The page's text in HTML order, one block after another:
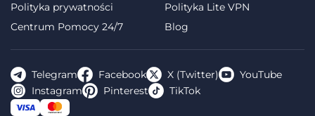
Polityka prywatności
Polityka Lite VPN
Centrum Pomocy 24/7
Blog
Telegram Facebook X (Twitter)
YouTube
Instagram
Pinterest TikTok